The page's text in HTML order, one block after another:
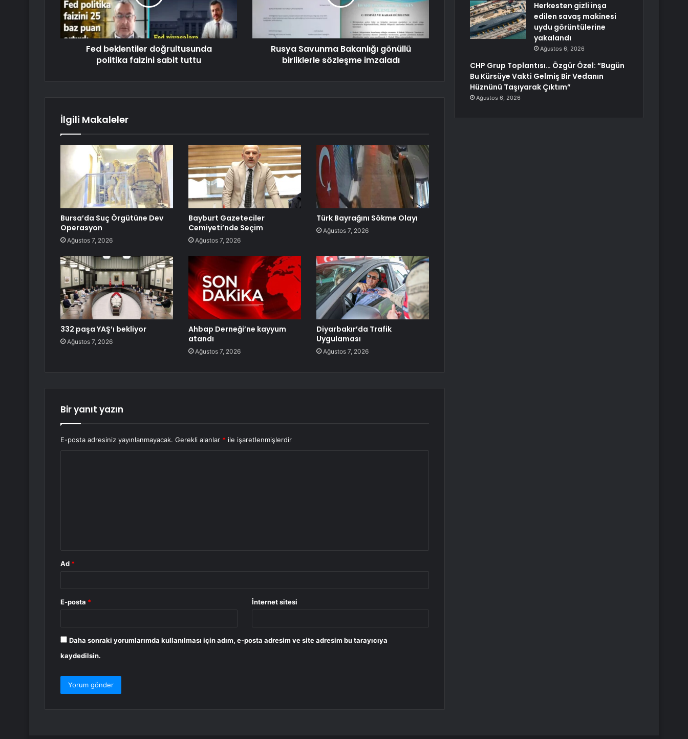
Fed beklentiler doğrultusunda
politika faizini sabit tuttu
Rusya Savunma Bakanlığı gönüllü
birliklerle sözleşme imzaladı
İlgili Makaleler
Bursa’da Suç Örgütüne Dev
Operasyon
Ağustos 7, 2026
Bayburt Gazeteciler
Cemiyeti’nde Seçim
Ağustos 7, 2026
Türk Bayrağını Sökme Olayı
Ağustos 7, 2026
332 paşa YAŞ’ı bekliyor
Ağustos 7, 2026
Ahbap Derneği’ne kayyum
atandı
Ağustos 7, 2026
Diyarbakır’da Trafik
Uygulaması
Ağustos 7, 2026
Bir yanıt yazın
E-posta adresiniz yayınlanmayacak. Gerekli alanlar * ile işaretlenmişlerdir
Ad *
E-posta * İnternet sitesi
Daha sonraki yorumlarımda kullanılması için adım, e-posta adresim ve site adresim bu tarayıcıya
kaydedilsin.
Herkesten gizli inşa
edilen savaş makinesi
uydu görüntülerine
yakalandı
Ağustos 6, 2026
CHP Grup Toplantısı… Özgür Özel: “Bugün
Bu Kürsüye Vakti Gelmiş Bir Vedanın
Hüznünü Taşıyarak Çıktım”
Ağustos 6, 2026